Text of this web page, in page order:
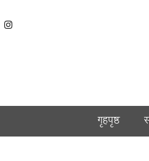
गृहपृष्ठ